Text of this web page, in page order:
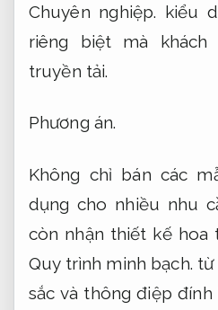
Chuyên nghiệp. kiểu
riêng biệt mà
truyền tải.
Phương án.
Không chỉ bán các
dụng cho nhiều nhu
còn nhận thiết kế hoa
Quy trình minh bạch. từ
sắc và thông điệp đính